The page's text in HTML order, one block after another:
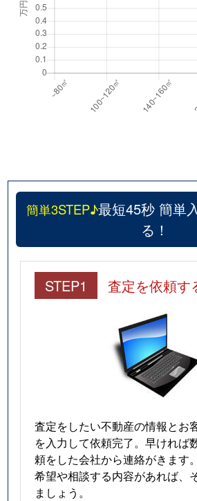
簡単3STEP♪最短45秒 簡単
る！
STEP1 査定を依頼す
査定をしたい不動産の情報とお
を入力して依頼完了。早ければ
頼をした会社から連絡がきます。
希望や相談する内容があれば、
ましょう。